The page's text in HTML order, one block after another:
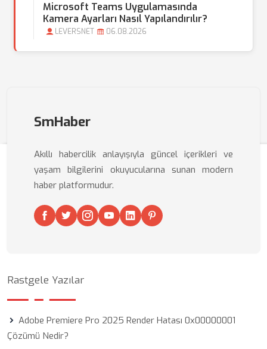
Microsoft Teams Uygulamasında
Kamera Ayarları Nasıl Yapılandırılır?
LEVERSNET 06.08.2026
SmHaber
Akıllı habercilik anlayışıyla güncel içerikleri ve
yaşam bilgilerini okuyucularına sunan modern
haber platformudur.
Rastgele Yazılar
Adobe Premiere Pro 2025 Render Hatası 0x00000001
Çözümü Nedir?